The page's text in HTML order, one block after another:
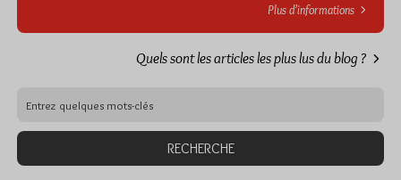
Plus d’informations
Quels sont les articles les plus lus du blog ?